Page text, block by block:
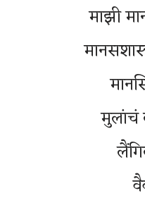
माझी
मुलांचं